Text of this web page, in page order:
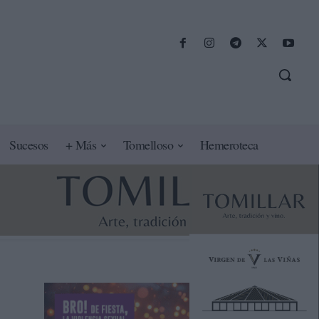
Sucesos + Más Tomelloso Hemeroteca